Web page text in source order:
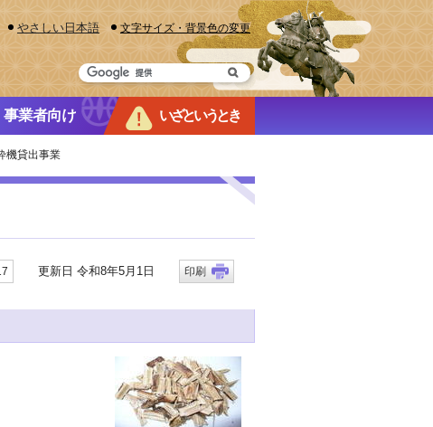
やさしい日本語 文字サイズ・背景色の変更
事業者向け いざというとき
機貸出事業
更新日 令和8年5月1日 印刷